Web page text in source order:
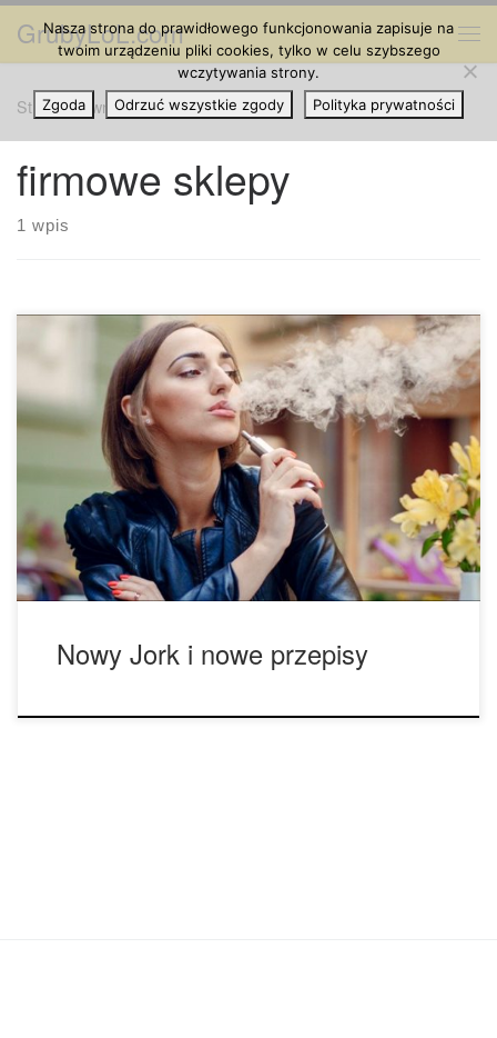
Przejdź do treści
GrubyLoL.com
Strona główna » firmowe sklepy
firmowe sklepy
1 wpis
W ostatnich latach wiele rzeczy zmieniło się w Nowym
Jorku. Obecnie jednak miasto zatwierdziło kilka praw
przeciwko wapowaniu. Mimo, że większość dotyczy
kampanii przeciwko tytoniowi, która odbywa się na północno
– wschodnim terenie, prawa te będą również miały wpływ
na ciebie, jeśli jesteś fanem wapowania w tym dużym
mieście. Po […]
Nowy Jork i nowe przepisy
Nasza strona do prawidłowego funkcjonowania zapisuje na
twoim urządzeniu pliki cookies, tylko w celu szybszego
wczytywania strony.
Zgoda
Odrzuć wszystkie zgody Polityka prywatności